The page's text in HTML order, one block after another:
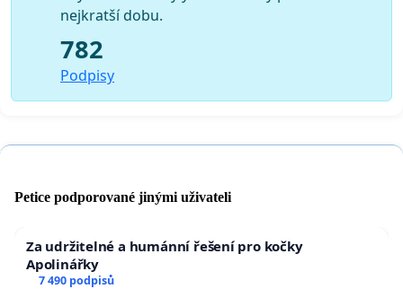
nejkratší dobu.
782
Podpisy
Petice podporované jinými uživateli
Za udržitelné a humánní řešení pro kočky
Apolinářky
7 490 podpisů